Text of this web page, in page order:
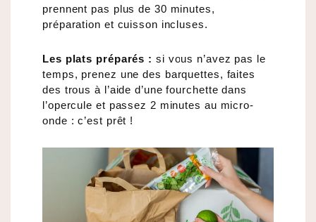
prennent pas plus de 30 minutes,
préparation et cuisson incluses.
Les plats préparés : si vous n’avez pas le
temps, prenez une des barquettes, faites
des trous à l’aide d’une fourchette dans
l’opercule et passez 2 minutes au micro-
onde : c’est prêt !